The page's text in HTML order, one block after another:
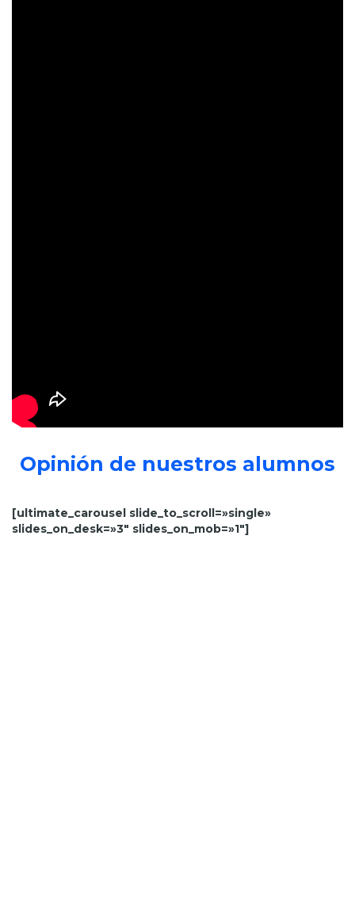
Opinión de nuestros alumnos
[ultimate_carousel slide_to_scroll=»single»
slides_on_desk=»3″ slides_on_mob=»1″]